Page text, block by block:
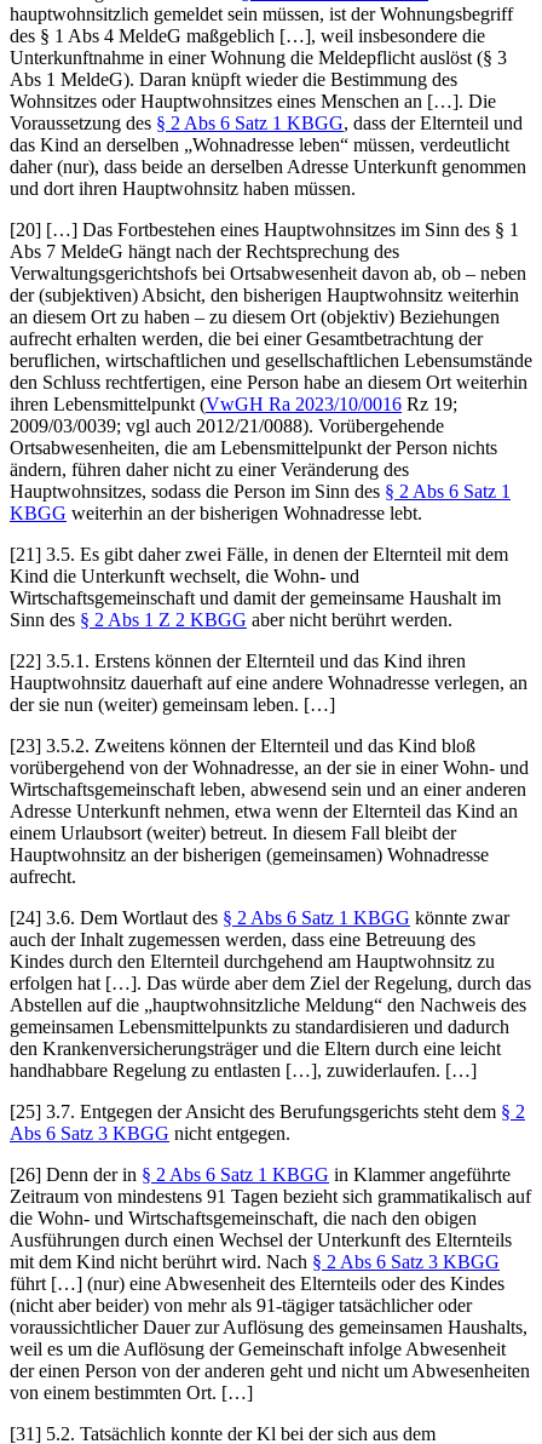
hauptwohnsitzlich gemeldet sein müssen, ist der Wohnungsbegriff
des § 1 Abs 4 MeldeG maßgeblich […], weil insbesondere die
Unterkunftnahme in einer Wohnung die Meldepflicht auslöst (§ 3
Abs 1 MeldeG). Daran knüpft wieder die Bestimmung des
Wohnsitzes oder Hauptwohnsitzes eines Menschen an […]. Die
Voraussetzung des § 2 Abs 6 Satz 1 KBGG, dass der Elternteil und
das Kind an derselben „Wohnadresse leben“ müssen, verdeutlicht
daher (nur), dass beide an derselben Adresse Unterkunft genommen
und dort ihren Hauptwohnsitz haben müssen.
[20] […] Das Fortbestehen eines Hauptwohnsitzes im Sinn des § 1
Abs 7 MeldeG hängt nach der Rechtsprechung des
Verwaltungsgerichtshofs bei Ortsabwesenheit davon ab, ob – neben
der (subjektiven) Absicht, den bisherigen Hauptwohnsitz weiterhin
an diesem Ort zu haben – zu diesem Ort (objektiv) Beziehungen
aufrecht erhalten werden, die bei einer Gesamtbetrachtung der
beruflichen, wirtschaftlichen und gesellschaftlichen Lebensumstände
den Schluss rechtfertigen, eine Person habe an diesem Ort weiterhin
ihren Lebensmittelpunkt (VwGH Ra 2023/10/0016 Rz 19;
2009/03/0039; vgl auch 2012/21/0088). Vorübergehende
Ortsabwesenheiten, die am Lebensmittelpunkt der Person nichts
ändern, führen daher nicht zu einer Veränderung des
Hauptwohnsitzes, sodass die Person im Sinn des § 2 Abs 6 Satz 1
KBGG weiterhin an der bisherigen Wohnadresse lebt.
[21] 3.5. Es gibt daher zwei Fälle, in denen der Elternteil mit dem
Kind die Unterkunft wechselt, die Wohn- und
Wirtschaftsgemeinschaft und damit der gemeinsame Haushalt im
Sinn des § 2 Abs 1 Z 2 KBGG aber nicht berührt werden.
[22] 3.5.1. Erstens können der Elternteil und das Kind ihren
Hauptwohnsitz dauerhaft auf eine andere Wohnadresse verlegen, an
der sie nun (weiter) gemeinsam leben. […]
[23] 3.5.2. Zweitens können der Elternteil und das Kind bloß
vorübergehend von der Wohnadresse, an der sie in einer Wohn- und
Wirtschaftsgemeinschaft leben, abwesend sein und an einer anderen
Adresse Unterkunft nehmen, etwa wenn der Elternteil das Kind an
einem Urlaubsort (weiter) betreut. In diesem Fall bleibt der
Hauptwohnsitz an der bisherigen (gemeinsamen) Wohnadresse
aufrecht.
[24] 3.6. Dem Wortlaut des § 2 Abs 6 Satz 1 KBGG könnte zwar
auch der Inhalt zugemessen werden, dass eine Betreuung des
Kindes durch den Elternteil durchgehend am Hauptwohnsitz zu
erfolgen hat […]. Das würde aber dem Ziel der Regelung, durch das
Abstellen auf die „hauptwohnsitzliche Meldung“ den Nachweis des
gemeinsamen Lebensmittelpunkts zu standardisieren und dadurch
den Krankenversicherungsträger und die Eltern durch eine leicht
handhabbare Regelung zu entlasten […], zuwiderlaufen. […]
[25] 3.7. Entgegen der Ansicht des Berufungsgerichts steht dem § 2
Abs 6 Satz 3 KBGG nicht entgegen.
[26] Denn der in § 2 Abs 6 Satz 1 KBGG in Klammer angeführte
Zeitraum von mindestens 91 Tagen bezieht sich grammatikalisch auf
die Wohn- und Wirtschaftsgemeinschaft, die nach den obigen
Ausführungen durch einen Wechsel der Unterkunft des Elternteils
mit dem Kind nicht berührt wird. Nach § 2 Abs 6 Satz 3 KBGG
führt […] (nur) eine Abwesenheit des Elternteils oder des Kindes
(nicht aber beider) von mehr als 91-tägiger tatsächlicher oder
voraussichtlicher Dauer zur Auflösung des gemeinsamen Haushalts,
weil es um die Auflösung der Gemeinschaft infolge Abwesenheit
der einen Person von der anderen geht und nicht um Abwesenheiten
von einem bestimmten Ort. […]
[31] 5.2. Tatsächlich konnte der Kl bei der sich aus dem